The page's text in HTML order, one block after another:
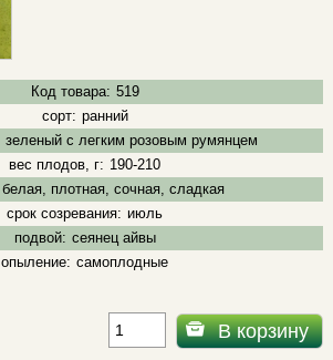
Код товара: 519
сорт: ранний
зеленый с легким розовым румянцем
вес плодов, г: 190-210
белая, плотная, сочная, сладкая
срок созревания: июль
подвой: сеянец айвы
опыление: самоплодные
В корзину